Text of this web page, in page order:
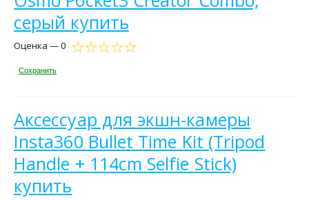
серый купить
Оценка — 0
Сохранить
Аксессуар для экшн-камеры
Insta360 Bullet Time Kit (Tripod
Handle + 114cm Selfie Stick)
купить